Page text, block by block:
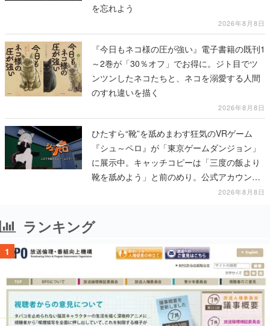
を忘れよう
2026年8月8日
『今日もネコ様の圧が強い』電子書籍の既刊1
～2巻が「30％オフ」でお得に。ジト目でツ
ンツンしたネコたちと、ネコを溺愛する人間
のすれ違いを描く
2026年8月8日
ひたすら“靴”を舐めまわす狂気のVRゲーム
『シュ～ペロ』が「東京ゲームダンジョン」
に展示中。キャッチコピーは「三度の飯より
靴を舐めよう」と前のめり。公式アカウント
も開設され、2026年リリースに向けて開発中
2026年8月8日
ランキング
1